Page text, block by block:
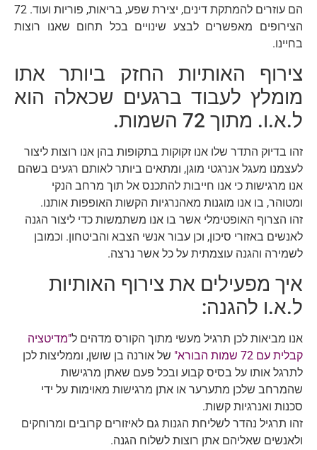
הם עוזרים להמתקת דינים, יצירת שפע, בריאות, פוריות ועוד. 72
הצירופים מאפשרים לבצע שינויים בכל תחום שאנו רוצות
בחיינו.
צירוף האותיות החזק ביותר אתו
מומלץ לעבוד ברגעים שכאלה הוא
ל.א.ו. מתוך 72 השמות.
זהו בדיוק התדר שלו אנו זקוקות בתקופות בהן אנו רוצות ליצור
לעצמנו מעגל אנרגטי מוגן, ומתאים ביותר לאותם רגעים בשהם
אנו מרגישות כי אנו חייבות להתכנס אל תוך מרחב הנקי
ומטוהר, בו אנו מוגנות מאהנרגיות הקשות האופפות אותנו.
זהו הצרוף האופטימלי אשר בו אנו משתמשות כדי ליצור הגנה
לאנשים באזורי סיכון, וכן עבור אנשי הצבא והביטחון. וכמובן
לשמירה והגנה עוצמתית על כל אשר נרצה.
איך מפעילים את צירוף האותיות
ל.א.ו להגנה:
אנו מביאות לכן תרגיל מעשי מתוך הקורס מדהים ל"מדיטציה
קבלית עם 72 שמות הבורא"
של אורנה בן שושן, וממליצות לכן
לתרגל אותו על בסיס קבוע ובכל פעם שאתן מרגישות
שהמרחב שלכן מתערער או אתן מרגישות מאוימות על ידי
סכנות ואנרגיות קשות.
זהו תרגיל נהדר לשליחת הגנות גם לאיזורים קרובים ומרוחקים
ולאנשים שאליהם אתן רוצות לשלוח הגנה.